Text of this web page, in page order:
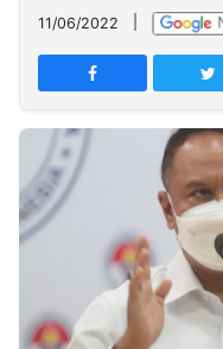
Network
PT
TREETAN
INDONESIA
Partner
Seedbacklink
11/06/2022